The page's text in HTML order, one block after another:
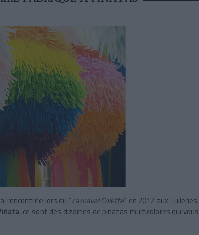
rencontrée lors du “carnaval Colette” en 2012 aux Tuileries.
, ce sont des dizaines de piñatas multicolores qui vous